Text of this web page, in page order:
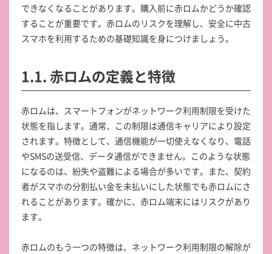
できなくなることがあります。購入前に赤ロムかどうか確認
することが重要です。赤ロムのリスクを理解し、安全に中古
スマホを利用するための基礎知識を身につけましょう。
1.1. 赤ロムの定義と特徴
赤ロムは、スマートフォンがネットワーク利用制限を受けた
状態を指します。通常、この制限は通信キャリアにより設定
されます。特徴として、通信機能が一切使えなくなり、電話
やSMSの送受信、データ通信ができません。このような状態
になるのは、紛失や盗難による場合が多いです。また、契約
者がスマホの分割払い金を未払いにした状態でも赤ロムにさ
れることがあります。確かに、赤ロム端末にはリスクがあり
ます。
赤ロムのもう一つの特徴は、ネットワーク利用制限の解除が